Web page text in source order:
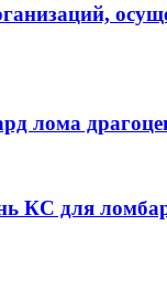
лома
КС для